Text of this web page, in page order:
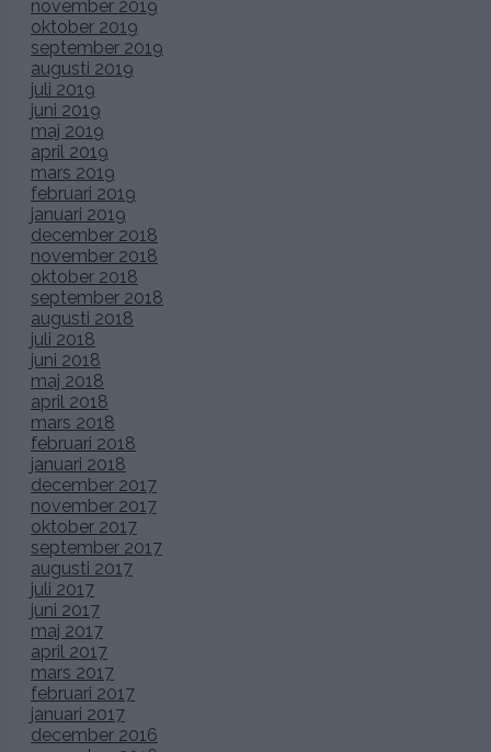
november 2019
oktober 2019
september 2019
augusti 2019
juli 2019
juni 2019
maj 2019
april 2019
mars 2019
februari 2019
januari 2019
december 2018
november 2018
oktober 2018
september 2018
augusti 2018
juli 2018
juni 2018
maj 2018
april 2018
mars 2018
februari 2018
januari 2018
december 2017
november 2017
oktober 2017
september 2017
augusti 2017
juli 2017
juni 2017
maj 2017
april 2017
mars 2017
februari 2017
januari 2017
december 2016